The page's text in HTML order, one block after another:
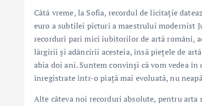
Câtă vreme, la Sofia, recordul de licitație
euro a subtilei picturi a maestrului modernist
recorduri pari mici iubitorilor de artă români,
lărgirii și adâncirii acesteia, însă piețele de
abia doi ani. Suntem convinși că vom vedea
înregistrate într-o piață mai evoluată, nu
Alte câteva noi recorduri absolute, pentru